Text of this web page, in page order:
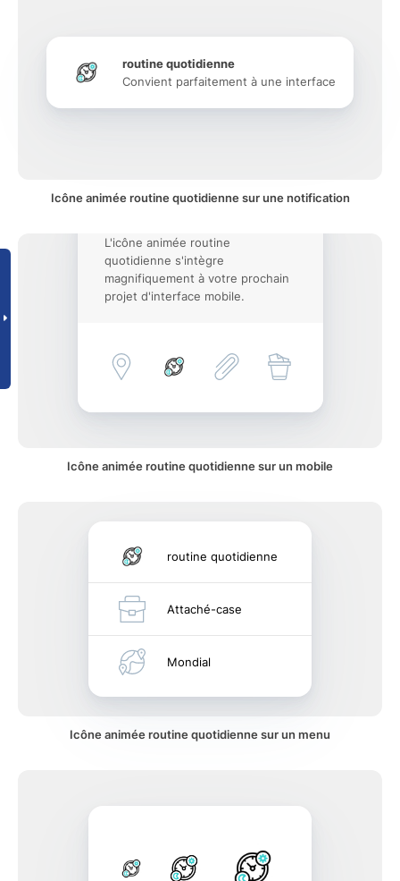
routine quotidienne
Convient parfaitement à une interface
Icône animée routine quotidienne sur une notification
L'icône animée routine
quotidienne s'intègre
magnifiquement à votre prochain
projet d'interface mobile.
Icône animée routine quotidienne sur un mobile
routine quotidienne
Attaché-case
Mondial
Icône animée routine quotidienne sur un menu